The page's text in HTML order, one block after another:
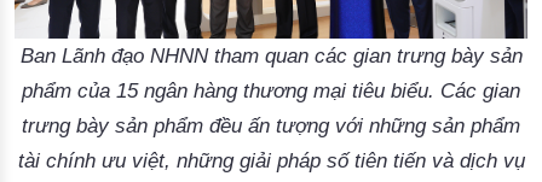
Ban Lãnh đạo NHNN tham quan các gian trưng bày sản
phẩm của 15 ngân hàng thương mại tiêu biểu. Các gian
trưng bày sản phẩm đều ấn tượng với những sản phẩm
tài chính ưu việt, những giải pháp số tiên tiến và dịch vụ